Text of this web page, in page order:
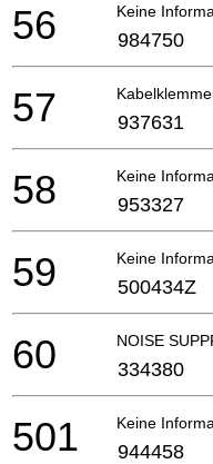
Keine
56 984750
57 937631
Keine
58 953327
Keine
59 500434Z
NOISE
60 334380
Keine
501 944458